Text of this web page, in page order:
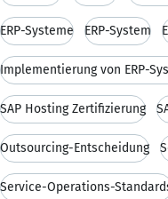
ERP-Systeme ERP-System
Implementierung von ERP-
SAP Hosting Zertifizierung
Outsourcing-Entscheidung
Service-Operations-